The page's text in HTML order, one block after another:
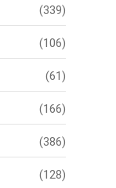
(339)
(106)
(61)
(166)
(386)
(128)